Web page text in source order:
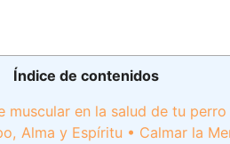
Índice de contenidos
muscular en la salud de tu perro
Alma y Espíritu • Calmar la